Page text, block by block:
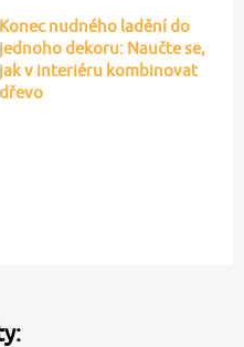
Konec nudného ladění do
jednoho dekoru: Naučte se,
jak v interiéru kombinovat
dřevo